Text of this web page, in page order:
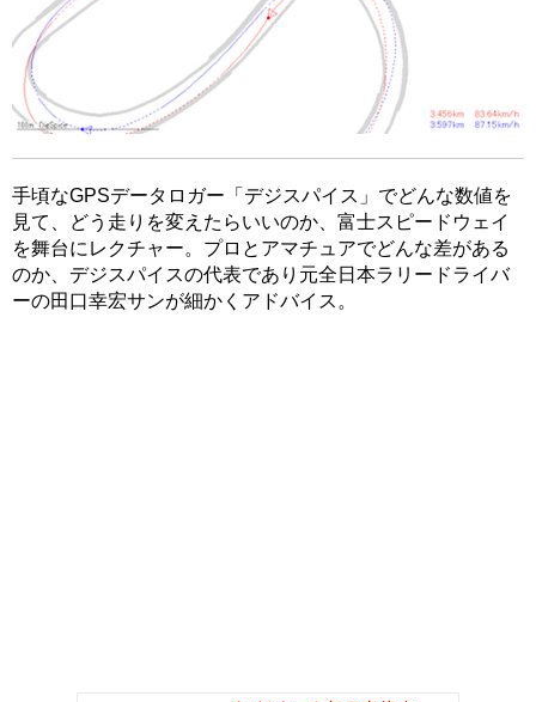
手頃なGPSデータロガー「デジスパイス」でどんな数値を
見て、どう走りを変えたらいいのか、富士スピードウェイ
を舞台にレクチャー。プロとアマチュアでどんな差がある
のか、デジスパイスの代表であり元全日本ラリードライバ
ーの田口幸宏サンが細かくアドバイス。